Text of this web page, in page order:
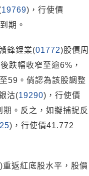
19769)，行使價
期。
鋒鋰業(01772)股價周
跌幅收窄至逾6%，
59。倘認為該股調整
沽(19290)，行使價
。反之，如擬捕捉反
)，行使價41.772
返紅底股水平，股價